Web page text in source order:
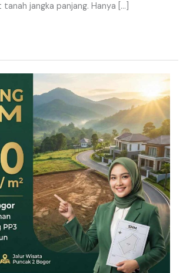
jangka panjang. Hanya […]